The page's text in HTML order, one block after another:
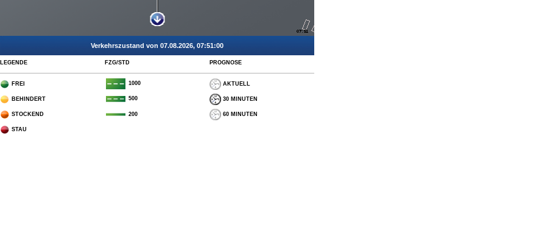
Verkehrszustand von 07.08.2026, 07:51:00
LEGENDE FZG/STD PROGNOSE
FREI 1000 AKTUELL
BEHINDERT 500 30 MINUTEN
STOCKEND 200 60 MINUTEN
STAU